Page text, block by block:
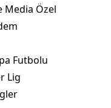
Media Özel
Futbolu
Lig